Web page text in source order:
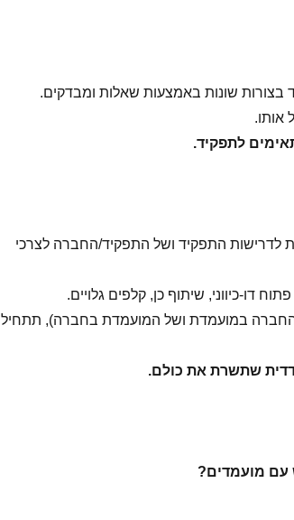
שונות באמצעות שאלות ומבדקים.
אותו.
לתפקיד.
התפקיד ושל התפקיד/החברה לצרכי
דו-כיווני, שיתוף כן, קלפים גלויים.
במועמדת ושל המועמדת בחברה), תתחיל
שתשרת את כולם.
עם מועמדים?